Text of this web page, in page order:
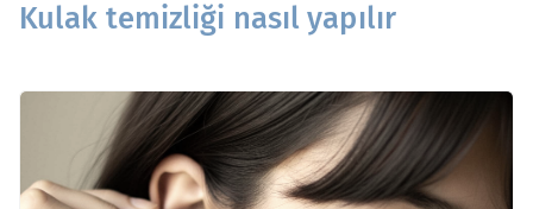
Kulak temizliği nasıl yapılır